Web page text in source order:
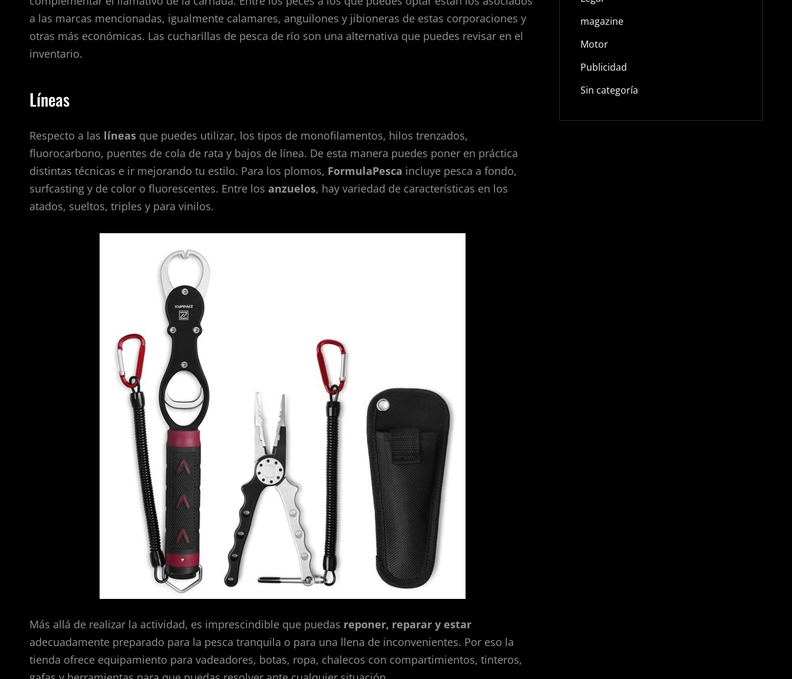
a las marcas mencionadas, igualmente calamares, anguilones y jibioneras de estas corporaciones y
otras más económicas. Las cucharillas de pesca de río son una alternativa que puedes revisar en el
inventario.
Líneas
Respecto a las líneas que puedes utilizar, los tipos de monofilamentos, hilos trenzados,
fluorocarbono, puentes de cola de rata y bajos de línea. De esta manera puedes poner en práctica
distintas técnicas e ir mejorando tu estilo. Para los plomos, FormulaPesca incluye pesca a fondo,
surfcasting y de color o fluorescentes. Entre los anzuelos, hay variedad de características en los
atados, sueltos, triples y para vinilos.
Más allá de realizar la actividad, es imprescindible que puedas reponer, reparar y estar
adecuadamente preparado para la pesca tranquila o para una llena de inconvenientes. Por eso la
tienda ofrece equipamiento para vadeadores, botas, ropa, chalecos con compartimientos, tinteros,
magazine
Motor
Publicidad
Sin categoría